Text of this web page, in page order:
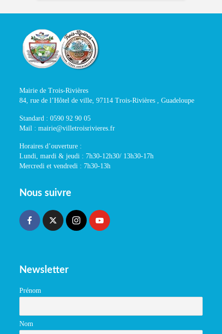
Mairie de Trois-Rivières
84, rue de l’Hôtel de ville, 97114 Trois-Rivières , Guadeloupe
Standard : 0590 92 90 05
Mail : mairie@villetroisrivieres.fr
Horaires d’ouverture :
Lundi, mardi & jeudi : 7h30-12h30/ 13h30-17h
Mercredi et vendredi : 7h30-13h
Nous suivre
Newsletter
Prénom
Nom